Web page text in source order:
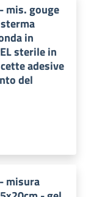
mis. gouge
in
sterile in
adesive
del
misura